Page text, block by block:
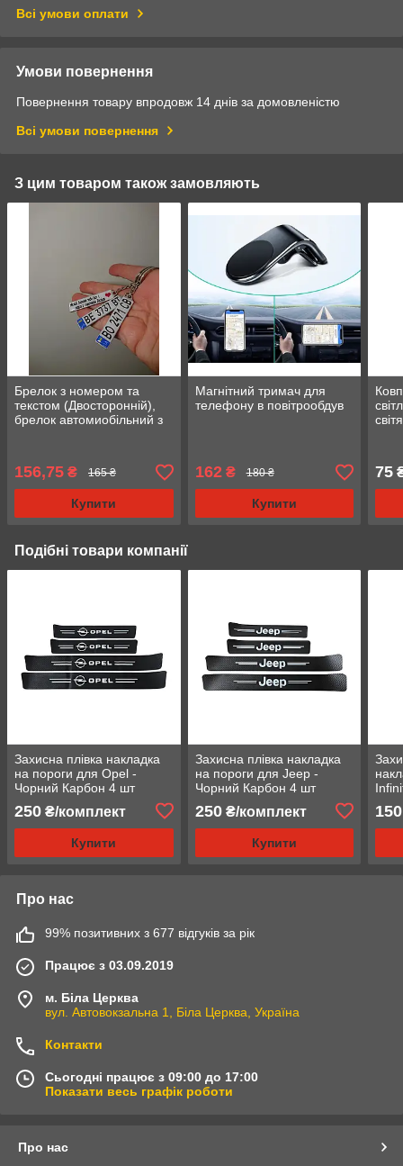
Всі умови оплати
Умови повернення
Повернення товару впродовж 14 днів за домовленістю
Всі умови повернення
З цим товаром також замовляють
Брелок з номером та
текстом (Двосторонній),
брелок автомиобільний з
156,75 ₴ 165 ₴
Купити
Магнітний тримач для
телефону в повітрообдув
162₴ 180 ₴
Купити
75
Подібні товари компанії
Захисна плівка накладка
на пороги для Opel -
Чорний Карбон 4 шт
250 ₴/комплект
Купити
Захисна плівка накладка
на пороги для Jeep -
Чорний Карбон 4 шт
250₴/комплект
Купити
150
Про нас
99% позитивних з 677 відгуків за рік
Працює з 03.09.2019
м. Біла Церква
вул. Автовокзальна 1, Біла Церква, Україна
Контакти
Сьогодні працює з 09:00 до 17:00
Показати весь графік роботи
Про нас